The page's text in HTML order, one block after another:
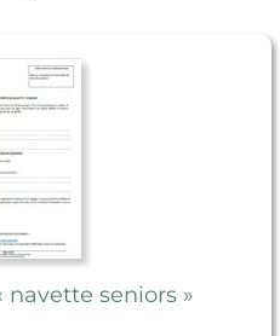
navette seniors »